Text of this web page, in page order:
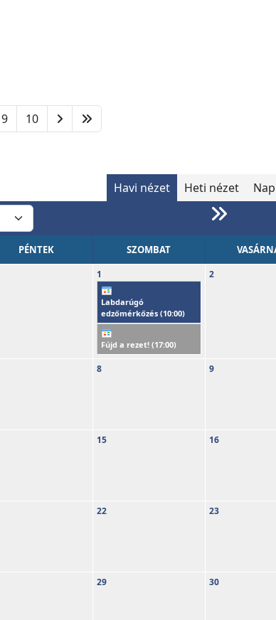
9 10
Havi nézet Heti nézet
PÉNTEK SZOMBAT
1
Labdarúgó
edzőmérkőzés (10:00)
Fújd a rezet! (17:00)
2
8 9
15 16
22 23
29 30